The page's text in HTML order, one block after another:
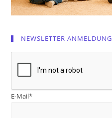
NEWSLETTER ANMELDUNG
E-Mail*